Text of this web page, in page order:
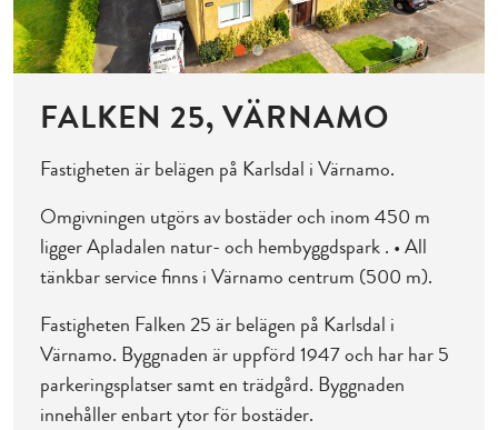
FALKEN 25, VÄRNAMO
Fastigheten är belägen på Karlsdal i Värnamo.
Omgivningen utgörs av bostäder och inom 450 m
ligger Apladalen natur- och hembyggdspark . • All
tänkbar service finns i Värnamo centrum (500 m).
Fastigheten Falken 25 är belägen på Karlsdal i
Värnamo. Byggnaden är uppförd 1947 och har har 5
parkeringsplatser samt en trädgård. Byggnaden
innehåller enbart ytor för bostäder.